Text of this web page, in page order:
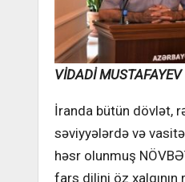
VİDADİ MUSTAFAYEV
İranda bütün dövlət,
səviyyələrdə və
həsr olunmuş
fars dilini öz xalqının